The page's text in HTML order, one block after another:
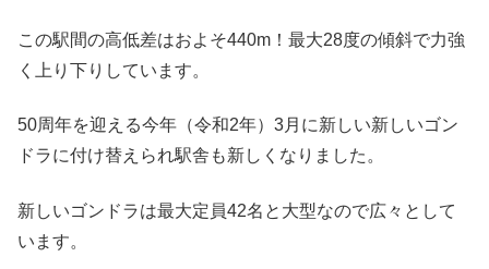
この駅間の高低差はおよそ440m！最大28度の傾斜で力強
く上り下りしています。
50周年を迎える今年（令和2年）3月に新しい新しいゴン
ドラに付け替えられ駅舎も新しくなりました。
新しいゴンドラは最大定員42名と大型なので広々として
います。